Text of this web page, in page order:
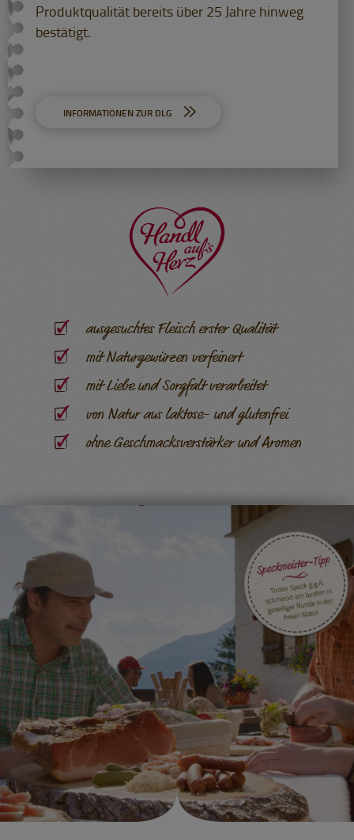
Produktqualität bereits über 25 Jahre hinweg
bestätigt.
INFORMATIONEN ZUR DLG
ausgesuchtes Fleisch erster Qualität
mit Naturgewürzen verfeinert
mit Liebe und Sorgfalt verarbeitet
von Natur aus laktose- und glutenfrei
ohne Geschmacksverstärker und Aromen